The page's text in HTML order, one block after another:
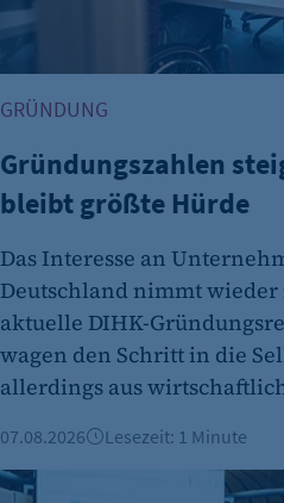
GRÜNDUNG
Gründungszahlen
bleibt größte Hürde
Das Interesse an
Deutschland nimmt wieder
aktuelle DIHK-
wagen den Schritt in die
allerdings aus
07.08.2026 Lesezeit: 1 Minute
IHK-Umfragen: Hohe